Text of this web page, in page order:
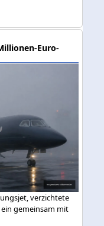
Euro-
verzichtete
gemeinsam mit